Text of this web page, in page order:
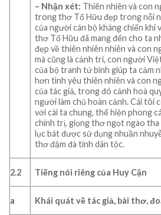
– Nhận xét: Thiên nhiên và con
trong thơ Tố Hữu đẹp trong nỗi
của người cán bộ kháng chiến khi
thơ Tố Hữu đã mang đến cho ta
đẹp về thiên nhiên nhiên và con
mà cũng là cảnh trí, con người
của bộ tranh tứ bình giúp ta cảm
hơn tình yêu thiên nhiên và con
của tác giả, trong đó cảnh hoà
người làm chủ hoàn cảnh. Cái tôi
với cái ta chung, thể hiện phong
chính trị, giọng thơ ngọt ngào
lục bát được sử dụng nhuần
thơ đậm đà tính dân tộc.
2.2 Tiếng nói riêng của Huy Cận
a Khái quát về tác giả, bài thơ,